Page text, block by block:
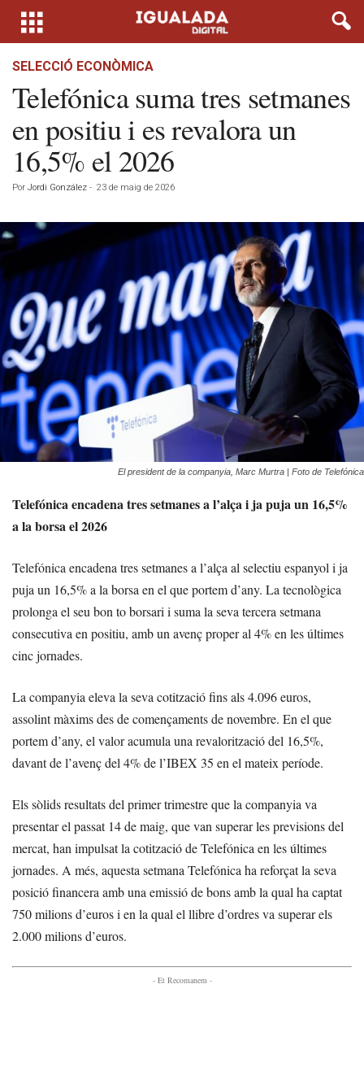
SELECCIÓ ECONÒMICA
Telefónica suma tres setmanes
en positiu i es revalora un
16,5% el 2026
Por Jordi González - 23 de maig de 2026
El president de la companyia, Marc Murtra | Foto de Telefónica
Telefónica encadena tres setmanes a l’alça i ja puja un 16,5%
a la borsa el 2026
Telefónica encadena tres setmanes a l’alça al selectiu espanyol i ja
puja un 16,5% a la borsa en el que portem d’any. La tecnològica
prolonga el seu bon to borsari i suma la seva tercera setmana
consecutiva en positiu, amb un avenç proper al 4% en les últimes
cinc jornades.
La companyia eleva la seva cotització fins als 4.096 euros,
assolint màxims des de començaments de novembre. En el que
portem d’any, el valor acumula una revalorització del 16,5%,
davant de l’avenç del 4% de l’IBEX 35 en el mateix període.
Els sòlids resultats del primer trimestre que la companyia va
presentar el passat 14 de maig, que van superar les previsions del
mercat, han impulsat la cotització de Telefónica en les últimes
jornades. A més, aquesta setmana Telefónica ha reforçat la seva
posició financera amb una emissió de bons amb la qual ha captat
750 milions d’euros i en la qual el llibre d’ordres va superar els
2.000 milions d’euros.
- Et Recomanem -